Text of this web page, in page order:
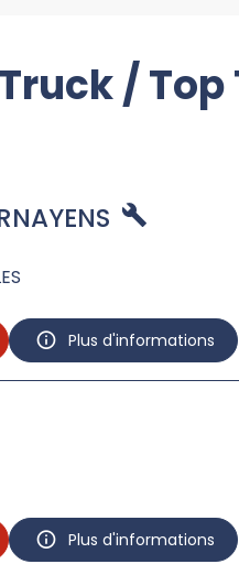
/
Plus d'informations
Plus d'informations